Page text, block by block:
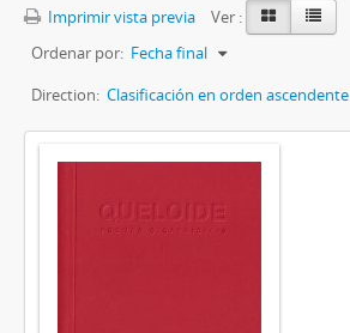
Imprimir vista previa
Ver :
Ordenar por: Fecha final
Direction: Clasificación en orden ascendente